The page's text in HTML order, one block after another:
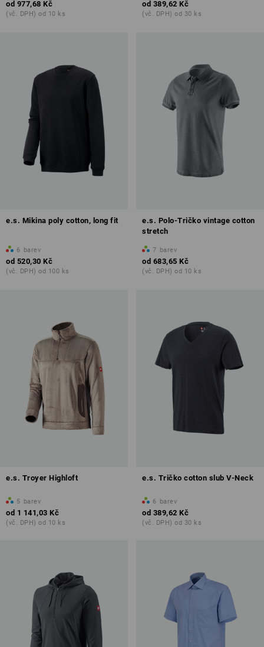
od 977,68 Kč
(vč. DPH) od 10 ks
od 389,62 Kč
(vč. DPH) od 30 ks
e.s. Mikina poly cotton, long fit
6 barev
od 520,30 Kč
(vč. DPH) od 100 ks
e.s. Polo-Tričko vintage cotton
stretch
7 barev
od 683,65 Kč
(vč. DPH) od 10 ks
e.s. Troyer Highloft
5 barev
od 1 141,03 Kč
(vč. DPH) od 10 ks
e.s. Tričko cotton slub V-Neck
6 barev
od 389,62 Kč
(vč. DPH) od 30 ks